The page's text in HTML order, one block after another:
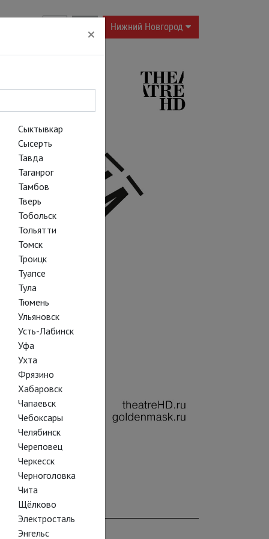
Нижний Новгород
×
Сыктывкар
Сысерть
Тавда
Таганрог
Тамбов
Тверь
Тобольск
Тольятти
Томск
Троицк
Туапсе
Тула
Тюмень
Ульяновск
Усть-Лабинск
Уфа
Ухта
Фрязино
Хабаровск
Чапаевск
Чебоксары
Челябинск
Череповец
Черкесск
Черноголовка
Чита
Щёлково
Электросталь
Энгельс